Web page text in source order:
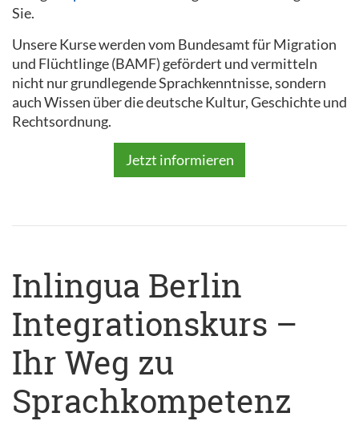
Sie.
Unsere Kurse werden vom Bundesamt für Migration
und Flüchtlinge (BAMF) gefördert und vermitteln
nicht nur grundlegende Sprachkenntnisse, sondern
auch Wissen über die deutsche Kultur, Geschichte und
Rechtsordnung.
Jetzt informieren
Inlingua Berlin
Integrationskurs –
Ihr Weg zu
Sprachkompetenz